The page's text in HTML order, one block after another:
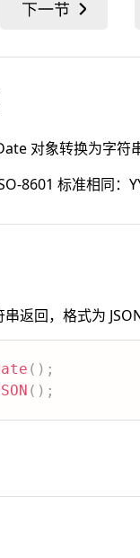
对象转换为字符
8601 标准相同：
返回，格式为 JSON
( ) ;
( ) ;